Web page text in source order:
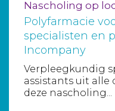
Nascholing op
Polyfarmacie
specialisten en
Incompany
Verpleegkundig
assistants uit
deze nascholing...